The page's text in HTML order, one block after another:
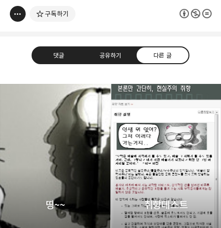
구독하기
댓글 공유하기 다른 글
thebravepost.com
bravesjb@gmail.com, South Korea, Since 2004
카카오톡 라인 트위터
네이버 블로그
띵~~ 취향테스트